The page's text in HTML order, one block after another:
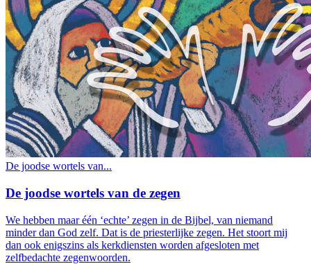
De joodse wortels van...
De joodse wortels van de zegen
We hebben maar één ‘echte’ zegen in de Bijbel, van niemand
minder dan God zelf. Dat is de priesterlijke zegen. Het stoort mij
dan ook enigszins als kerkdiensten worden afgesloten met
zelfbedachte zegenwoorden.